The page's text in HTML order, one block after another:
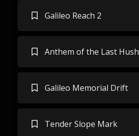
Galileo Reach 2
Anthem of the Last Hush
Galileo Memorial Drift
Tender Slope Mark